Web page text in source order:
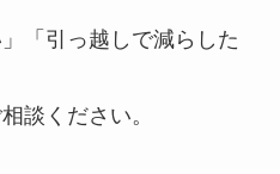
「引っ越しで減らした
談ください。